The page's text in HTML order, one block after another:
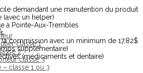
classe 1
2
classe 3
– classe 1 ou 3
demandant une manutention du produit
(avec un helper)
à Pointe-Aux-Trembles
la commission avec un minimum de 17,82$
supplémentaire)
(médicaments et dentaire)